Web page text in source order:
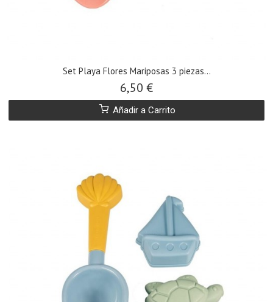
Set Playa Flores Mariposas 3 piezas...
6,50 €
Añadir a Carrito